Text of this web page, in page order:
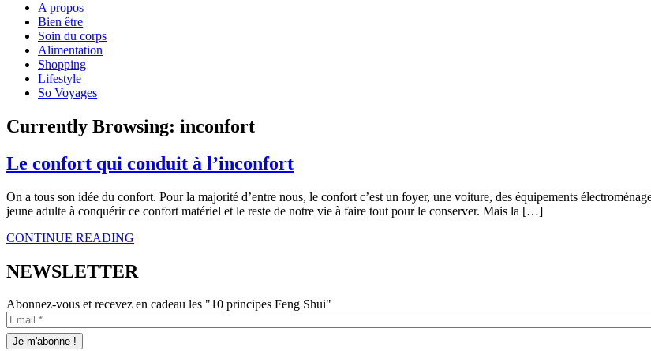
A propos
Bien être
Soin du corps
Alimentation
Shopping
Lifestyle
So Voyages
Currently Browsing: inconfort
Le confort qui conduit à l’inconfort
On a tous son idée du confort. Pour la majorité d’entre nous, le confort c’est un foyer, une voiture, des équipements
jeune adulte à conquérir ce confort matériel et le reste de notre vie à faire tout pour le conserver. Mais la […]
CONTINUE READING
NEWSLETTER
Abonnez-vous et recevez en cadeau les "10 principes Feng Shui"